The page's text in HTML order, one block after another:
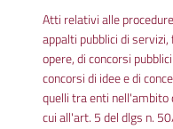
Atti relativi alle
appalti pubblici di
opere, di concorsi
concorsi di idee e di
quelli tra enti nell'ambito
cui all'art. 5 del dlgs n.